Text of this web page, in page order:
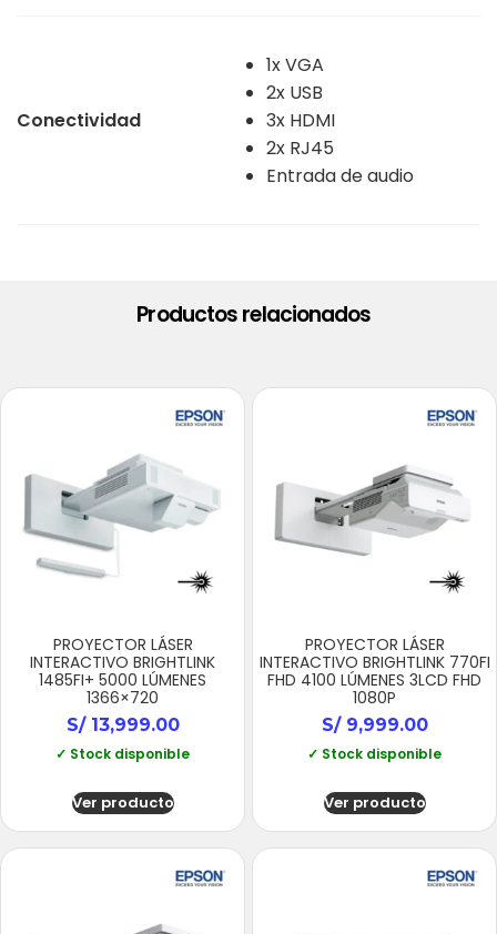
Conectividad
1x VGA
2x USB
3x HDMI
2x RJ45
Entrada de audio
Productos relacionados
PROYECTOR LÁSER
INTERACTIVO BRIGHTLINK
1485FI+ 5000 LÚMENES
1366×720
S/13,999.00
✓ Stock disponible
Ver producto
PROYECTOR LÁSER
INTERACTIVO BRIGHTLINK 770FI
FHD 4100 LÚMENES 3LCD FHD
1080P
S/9,999.00
✓ Stock disponible
Ver producto